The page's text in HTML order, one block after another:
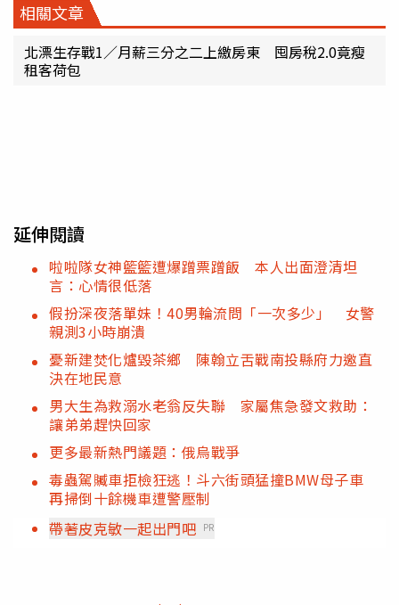
相關文章
北漂生存戰1／月薪三分之二上繳房東 囤房稅2.0竟瘦
租客荷包
延伸閱讀
啦啦隊女神籃籃遭爆蹭票蹭飯 本人出面澄清坦
言：心情很低落
假扮深夜落單妹！40男輪流問「一次多少」 女警
親測3小時崩潰
憂新建焚化爐毀茶鄉 陳翰立舌戰南投縣府力邀直
決在地民意
男大生為救溺水老翁反失聯 家屬焦急發文救助：
讓弟弟趕快回家
更多最新熱門議題：俄烏戰爭
毒蟲駕贓車拒檢狂逃！斗六街頭猛撞BMW母子車
再掃倒十餘機車遭警壓制
帶著皮克敏一起出門吧 PR